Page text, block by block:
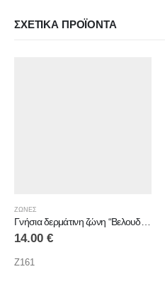
ΣΧΕΤΙΚΆ ΠΡΟΪΌΝΤΑ
ΖΩΝΕΣ
Γνήσια δερμάτινη ζώνη “Βελουδένια”
14.00 €
Z161